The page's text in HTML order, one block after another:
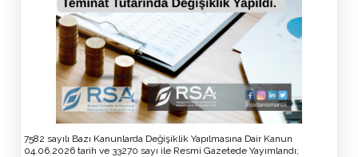
7582 sayılı Bazı Kanunlarda Değişiklik Yapılmasına Dair Kanun
04.06.2026 tarih ve 33270 sayı ile Resmi Gazetede Yayımlandı;